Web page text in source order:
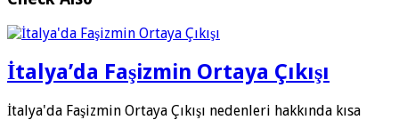
İtalya’da Faşizmin Ortaya Çıkışı
İtalya'da Faşizmin Ortaya Çıkışı nedenleri hakkında kısa